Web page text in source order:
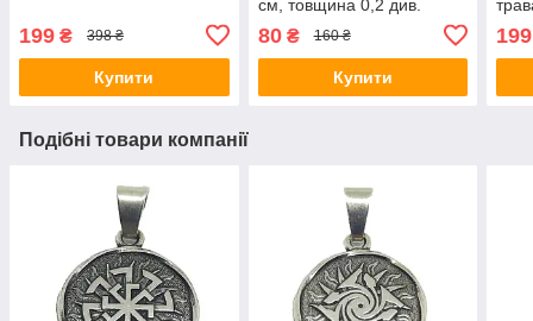
199 ₴ 398 ₴
Купити
см, товщина 0,2 див.
80₴ 160 ₴
Купити
199
Подібні товари компанії